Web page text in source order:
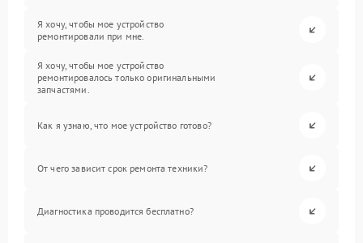
Я хочу, чтобы мое устройство
ремонтировали при мне.
Я хочу, чтобы мое устройство
ремонтировалось только оригинальными
запчастями.
Как я узнаю, что мое устройство готово?
От чего зависит срок ремонта техники?
Диагностика проводится бесплатно?